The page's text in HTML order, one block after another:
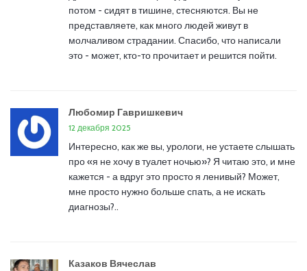
потом - сидят в тишине, стесняются. Вы не
представляете, как много людей живут в
молчаливом страдании. Спасибо, что написали
это - может, кто-то прочитает и решится пойти.
Любомир Гавришкевич
12 декабря 2025
Интересно, как же вы, урологи, не устаете слышать
про «я не хочу в туалет ночью»? Я читаю это, и мне
кажется - а вдруг это просто я ленивый? Может,
мне просто нужно больше спать, а не искать
диагнозы?..
Казаков Вячеслав